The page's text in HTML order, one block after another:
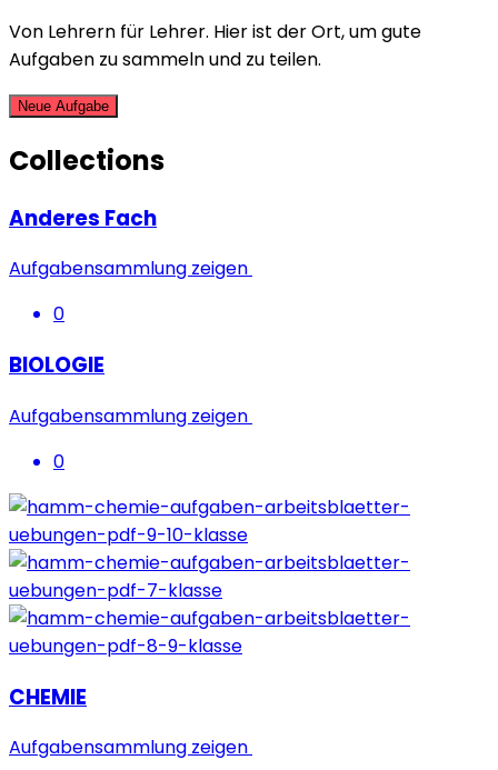
Von Lehrern für Lehrer. Hier ist der Ort, um gute
Aufgaben zu sammeln und zu teilen.
Neue Aufgabe
Collections
Anderes Fach
Aufgabensammlung zeigen
0
BIOLOGIE
Aufgabensammlung zeigen
0
CHEMIE
Aufgabensammlung zeigen